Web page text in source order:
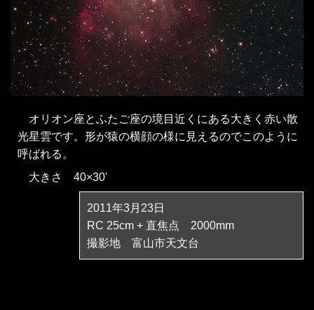
オリオン座とふたご座の境目近くにある大きく赤い散
光星雲です。形が猿の横顔の様に見えるのでこのように
呼ばれる。
大きさ 40×30'
2011年3月23日
RC 25cm + 直焦点 2000mm
撮影地 富山市天文台